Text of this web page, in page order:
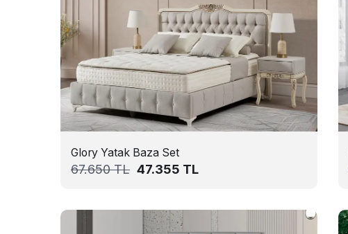
Glory Yatak Baza Set
67.650TL 47.355 TL